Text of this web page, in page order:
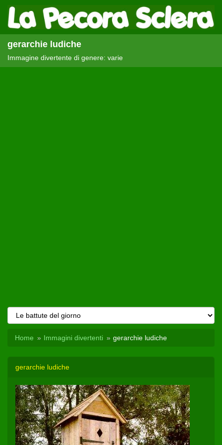
gerarchie ludiche
Immagine divertente di genere: varie
Home Immagini divertenti gerarchie ludiche
gerarchie ludiche